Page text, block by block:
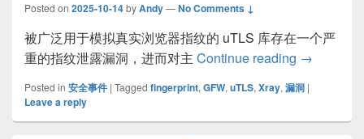
Posted on 2025-10-14byAndy—No Comments ↓
被广泛用于模拟真实浏览器指纹的 uTLS 库存在一个严
重的指纹泄露漏洞，进而对主 Continue reading uTLS 曝
→
Posted in 安全事件 | Tagged fingerprint, GFW, uTLS, Xray, 漏洞 |
Leave a reply